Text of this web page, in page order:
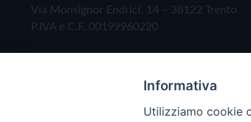
Via Monsignor Endrici, 14 – 38122 Trento
P.IVA e C.F. 00199960220
Informativa
Utilizziamo cookie